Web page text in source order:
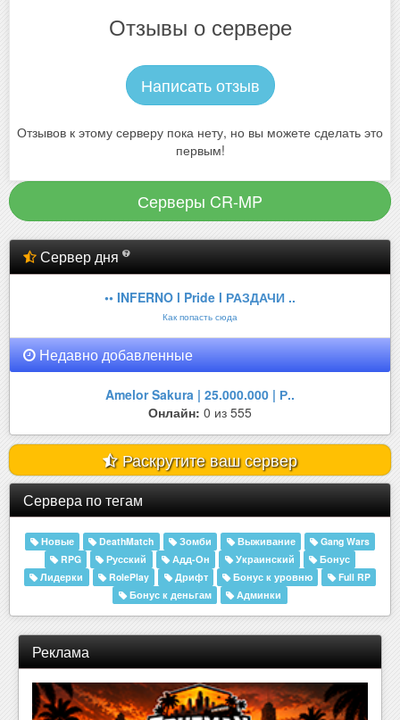
Отзывы о сервере
Написать отзыв
Отзывов к этому серверу пока нету, но вы можете сделать это
первым!
Серверы CR-MP
Сервер дня
•• INFERNO l Pride l РАЗДАЧИ ..
Как попасть сюда
Недавно добавленные
Amelor Sakura | 25.000.000 | Р..
Онлайн: 0 из 555
Раскрутите ваш сервер
Сервера по тегам
Новые DeathMatch Зомби Выживание
Gang Wars
RPG
Русский Адд-Он Украинский
Бонус
Лидерки
RolePlay Дрифт Бонус к уровню
Full RP
Бонус к деньгам
Админки
Реклама